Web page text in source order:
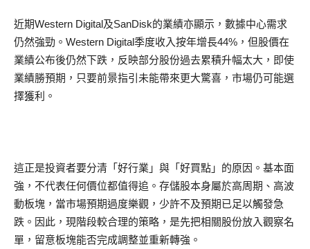
近期Western Digital及SanDisk的業績亦顯示，數據中心需求
仍然強勁。Western Digital季度收入按年增長44%，但股價在
業績公布後仍然下跌，反映部分股份過去累積升幅太大，即使
業績勝預期，只要前景指引未能帶來更大驚喜，市場仍可能選
擇獲利。
這正是投資者要分清「好行業」與「好買點」的原因。基本面
強，不代表任何價位都值得追。存儲股本身屬於高周期、高波
動板塊，當市場預期過度樂觀，少許不及預期已足以觸發急
跌。因此，現階段較合理的策略，是先把相關股份放入觀察名
單，留意板塊能否完成調整並重新轉強。